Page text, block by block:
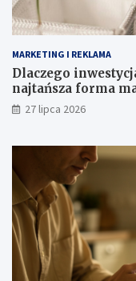
MARKETING I REKLAMA
Dlaczego
najtańsza forma
27 lipca 2026